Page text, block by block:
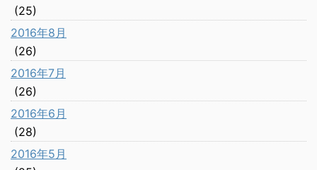
(25)
2016年8月
(26)
2016年7月
(26)
2016年6月
(28)
2016年5月